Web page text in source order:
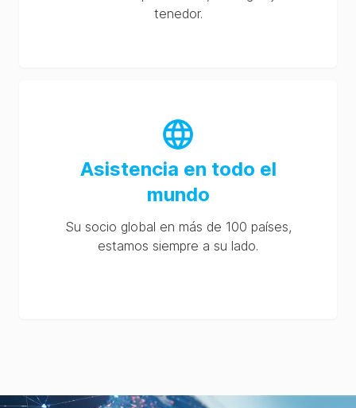
tenedor.
Asistencia en todo el
mundo
Su socio global en más de 100 países,
estamos siempre a su lado.